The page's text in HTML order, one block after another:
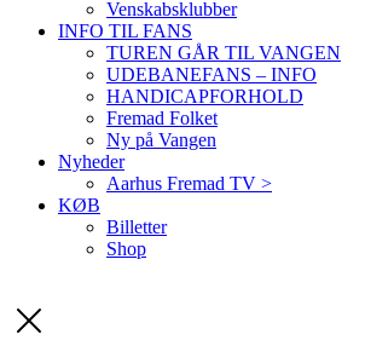
Venskabsklubber
INFO TIL FANS
TUREN GÅR TIL VANGEN
UDEBANEFANS – INFO
HANDICAPFORHOLD
Fremad Folket
Ny på Vangen
Nyheder
Aarhus Fremad TV >
KØB
Billetter
Shop